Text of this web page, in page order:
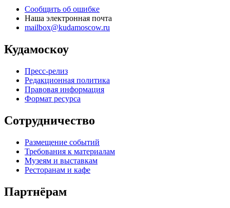
Сообщить об ошибке
Наша электронная почта
mailbox@kudamoscow.ru
Кудамоскоу
Пресс-релиз
Редакционная политика
Правовая информация
Формат ресурса
Сотрудничество
Размещение событий
Требования к материалам
Музеям и выставкам
Ресторанам и кафе
Партнёрам